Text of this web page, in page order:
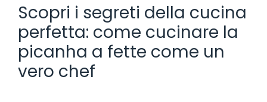
Scopri i segreti della cucina
perfetta: come cucinare la
picanha a fette come un
vero chef